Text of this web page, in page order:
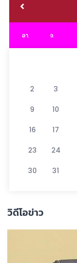
อา. จ.
2 3
9 10
16 17
23 24
30 31
วิดีโอข่าว